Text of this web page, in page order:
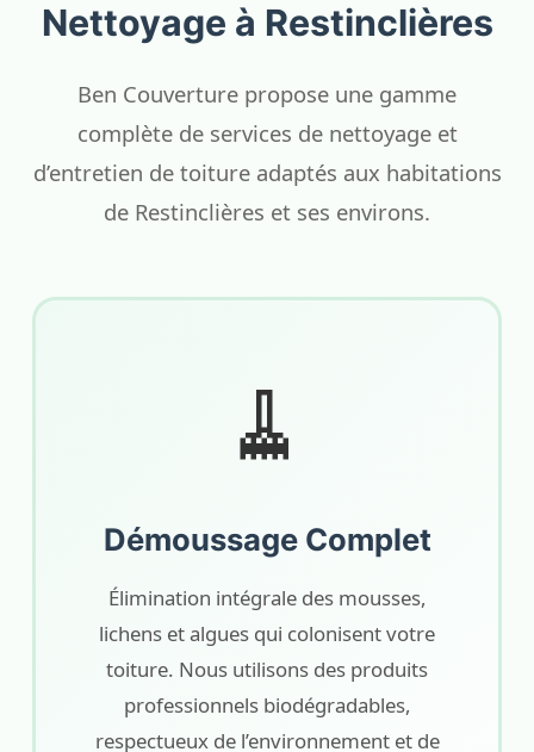
Nettoyage à Restinclières
Ben Couverture propose une gamme
complète de services de nettoyage et
d’entretien de toiture adaptés aux habitations
de Restinclières et ses environs.
🧹
Démoussage Complet
Élimination intégrale des mousses,
lichens et algues qui colonisent votre
toiture. Nous utilisons des produits
professionnels biodégradables,
respectueux de l’environnement et de